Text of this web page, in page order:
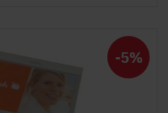
-5%